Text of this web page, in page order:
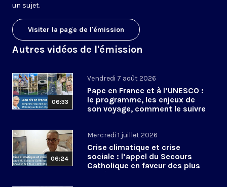
un sujet.
Visiter la page de l'émission
Autres vidéos de l'émission
06:33
Vendredi 7 août 2026
Pape en France et à l’UNESCO :
le programme, les enjeux de
son voyage, comment le suivre
06:24
Mercredi 1 juillet 2026
Crise climatique et crise
sociale : l’appel du Secours
Catholique en faveur des plus
vulnérables